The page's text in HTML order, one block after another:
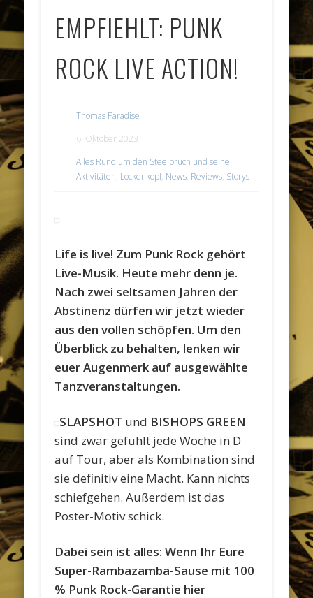
EMPFIEHLT: PUNK
ROCK LIVE ACTION!
Thomas Paradise
6. Oktober 2023
Alles Rund um den Steelbruch und seine
Aktivitäten, Lockenkopf, News, Reviews, Storys
Life is live! Zum Punk Rock gehört
Live-Musik. Heute mehr denn je.
Nach zwei seltsamen Jahren der
Abstinenz dürfen wir jetzt wieder
aus den vollen schöpfen. Um den
Überblick zu behalten, lenken wir
euer Augenmerk auf ausgewählte
Tanzveranstaltungen.
SLAPSHOT und BISHOPS GREEN
sind zwar gefühlt jede Woche in D
auf Tour, aber als Kombination sind
sie definitiv eine Macht. Kann nichts
schiefgehen. Außerdem ist das
Poster-Motiv schick.
Dabei sein ist alles: Wenn Ihr Eure
Super-Rambazamba-Sause mit 100
% Punk Rock-Garantie hier